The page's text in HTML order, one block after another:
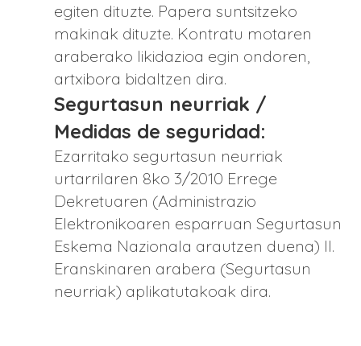
egiten dituzte. Papera suntsitzeko
makinak dituzte. Kontratu motaren
araberako likidazioa egin ondoren,
artxibora bidaltzen dira.
Segurtasun neurriak /
Medidas de seguridad:
Ezarritako segurtasun neurriak
urtarrilaren 8ko 3/2010 Errege
Dekretuaren (Administrazio
Elektronikoaren esparruan Segurtasun
Eskema Nazionala arautzen duena) II.
Eranskinaren arabera (Segurtasun
neurriak) aplikatutakoak dira.